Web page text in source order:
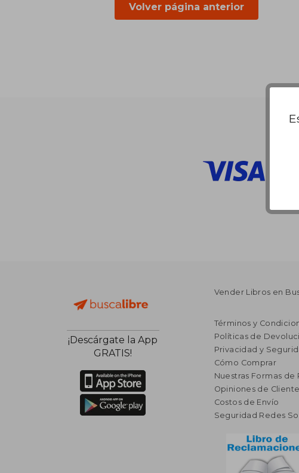
Volver página anterior
¡Descárgate la App
GRATIS!
Vender Libros en
Términos y
Políticas de
Privacidad y
Cómo Comprar
Nuestras Formas de
Opiniones de
Costos de Envío
Seguridad Redes